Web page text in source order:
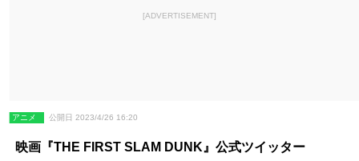
[ADVERTISEMENT]
アニメ 公開日 2023/4/26 16:20
映画『THE FIRST SLAM DUNK』公式ツイッター